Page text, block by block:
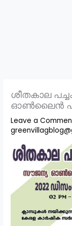
ശീതകാല
ഓൺലൈൻ
Leave a